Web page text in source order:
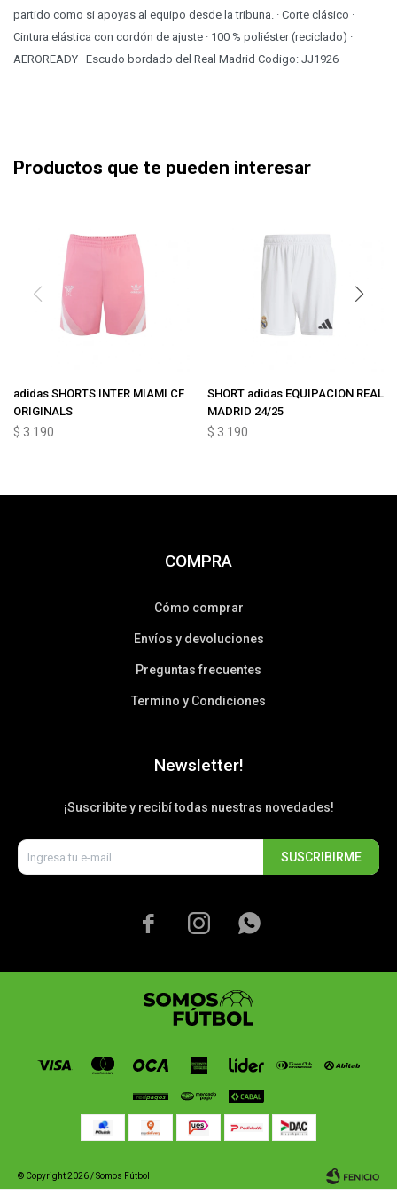
partido como si apoyas al equipo desde la tribuna. · Corte clásico ·
Cintura elástica con cordón de ajuste · 100 % poliéster (reciclado) ·
AEROREADY · Escudo bordado del Real Madrid Codigo: JJ1926
Productos que te pueden interesar
adidas SHORTS INTER MIAMI CF
ORIGINALS
$ 3.190
SHORT adidas EQUIPACION REAL
MADRID 24/25
$ 3.190
COMPRA
Cómo comprar
Envíos y devoluciones
Preguntas frecuentes
Termino y Condiciones
Newsletter!
¡Suscribite y recibí todas nuestras novedades!
SUSCRIBIRME
  
© Copyright 2026 / Somos Fútbol